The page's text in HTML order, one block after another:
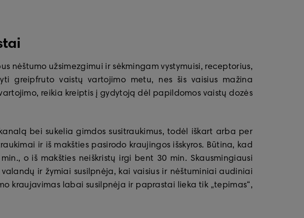
nėštumo užsimezgimui ir sėkmingam vystymuisi, receptorius,
greipfruto vaistų vartojimo metu, nes šis vaisius mažina
reikia kreiptis į gydytoją dėl papildomos vaistų dozės
bei sukelia gimdos susitraukimus, todėl iškart arba per
ir iš makšties pasirodo kraujingos išskyros. Būtina, kad
o iš makšties neiškristų irgi bent 30 min. Skausmingiausi
ir žymiai susilpnėja, kai vaisius ir nėštuminiai audiniai
kraujavimas labai susilpnėja ir paprastai lieka tik „tepimas“,